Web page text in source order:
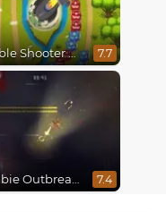
Bubble Shooter Online 7.7
Zombie Outbreak Arena 7.4